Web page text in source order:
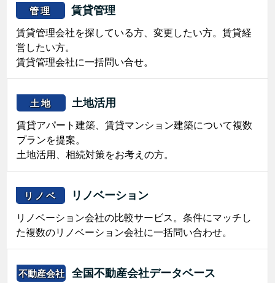
管理 賃貸管理
賃貸管理会社を探している方、変更したい方。賃貸経
営したい方。
賃貸管理会社に一括問い合せ。
土地 土地活用
賃貸アパート建築、賃貸マンション建築について複数
プランを提案。
土地活用、相続対策をお考えの方。
リノベ リノベーション
リノベーション会社の比較サービス。条件にマッチし
た複数のリノベーション会社に一括問い合わせ。
不動産会社 全国不動産会社データベース